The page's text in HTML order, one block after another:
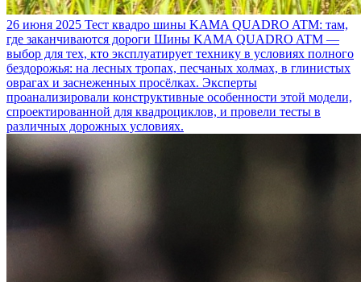
26 июня 2025 Тест квадро шины KAMA QUADRO ATM: там,
где заканчиваются дороги Шины KAMA QUADRO ATM —
выбор для тех, кто эксплуатирует технику в условиях полного
бездорожья: на лесных тропах, песчаных холмах, в глинистых
оврагах и заснеженных просёлках. Эксперты
проанализировали конструктивные особенности этой модели,
спроектированной для квадроциклов, и провели тесты в
различных дорожных условиях.